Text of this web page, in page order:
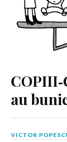
au
VICTOR